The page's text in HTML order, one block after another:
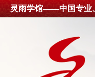
灵雨学馆——中国专业